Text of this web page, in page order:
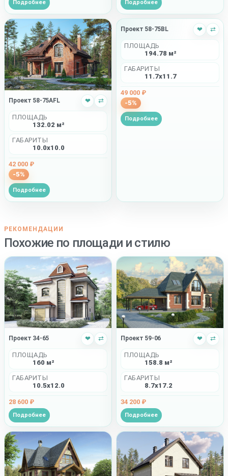
Подробнее Подробнее
Проект 58-75AFL ❤ ⇄
ПЛОЩАДЬ
132.02 м²
ГАБАРИТЫ
10.0x10.0
42 000 ₽
-5%
Подробнее
Проект 58-75BL ❤ ⇄
ПЛОЩАДЬ
194.78 м²
ГАБАРИТЫ
11.7x11.7
49 000 ₽
-5%
Подробнее
РЕКОМЕНДАЦИИ
Похожие по площади и стилю
Проект 34-65 ❤ ⇄
ПЛОЩАДЬ
160 м²
ГАБАРИТЫ
10.5x12.0
28 600 ₽
Подробнее
Проект 59-06 ❤ ⇄
ПЛОЩАДЬ
158.8 м²
ГАБАРИТЫ
8.7x17.2
34 200 ₽
Подробнее